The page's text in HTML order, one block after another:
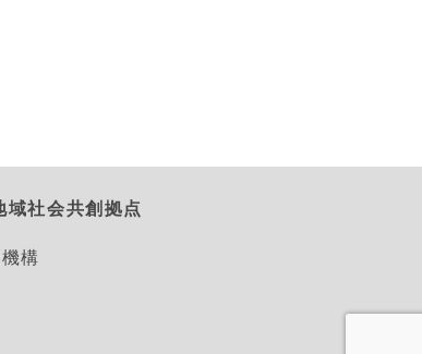
社会共創拠点
構